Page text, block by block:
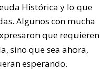
Histórica y lo que
Algunos con mucha
que requieren
sino que sea ahora,
esperando.